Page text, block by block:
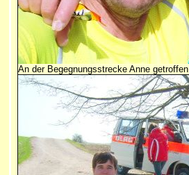
An der Begegnungsstrecke Anne getroffen